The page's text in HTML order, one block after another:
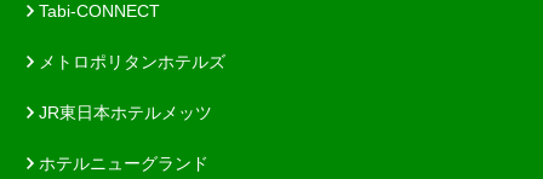
Tabi-CONNECT
メトロポリタンホテルズ
JR東日本ホテルメッツ
ホテルニューグランド